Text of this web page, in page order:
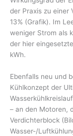
der Praxis zu einer
13% (Grafik). Im
weniger Strom als
der hier
kWh.
Ebenfalls neu und
Kühlkonzept der
– an den Motoren,
Verdichterblock
Wasser-/